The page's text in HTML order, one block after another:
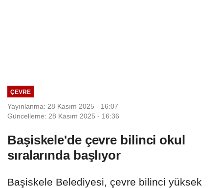
ÇEVRE
Yayınlanma: 28 Kasım 2025 - 16:07
Güncelleme: 28 Kasım 2025 - 16:36
Başiskele'de çevre bilinci okul
sıralarında başlıyor
Başiskele Belediyesi, çevre bilinci yüksek